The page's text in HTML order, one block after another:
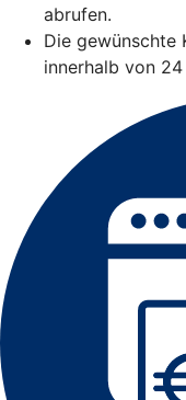
abrufen.
Die gewünschte
innerhalb von